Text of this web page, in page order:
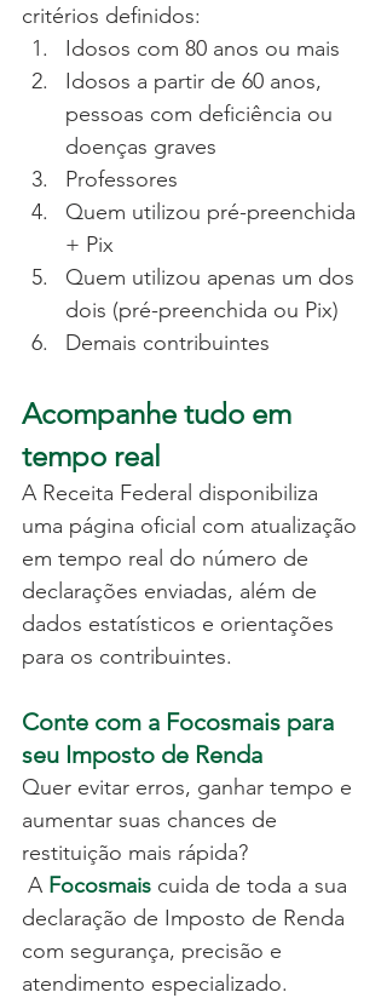
critérios definidos:
Idosos com 80 anos ou mais
Idosos a partir de 60 anos,
pessoas com deficiência ou
doenças graves
Professores
Quem utilizou pré-preenchida
+ Pix
Quem utilizou apenas um dos
dois (pré-preenchida ou Pix)
Demais contribuintes
Acompanhe tudo em
tempo real
A Receita Federal disponibiliza
uma página oficial com atualização
em tempo real do número de
declarações enviadas, além de
dados estatísticos e orientações
para os contribuintes.
Conte com a Focosmais para
seu Imposto de Renda
Quer evitar erros, ganhar tempo e
aumentar suas chances de
restituição mais rápida?
A Focosmais cuida de toda a sua
declaração de Imposto de Renda
com segurança, precisão e
atendimento especializado.